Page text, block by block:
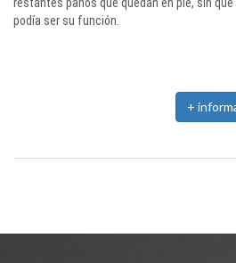
podía ser su función.
+